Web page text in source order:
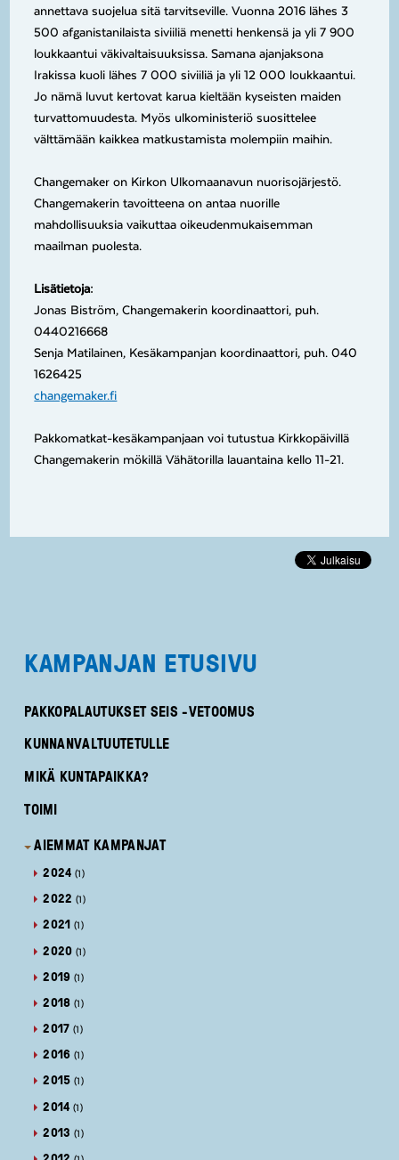
annettava suojelua sitä tarvitseville. Vuonna 2016 lähes 3
500 afganistanilaista siviiliä menetti henkensä ja yli 7 900
loukkaantui väkivaltaisuuksissa. Samana ajanjaksona
Irakissa kuoli lähes 7 000 siviiliä ja yli 12 000 loukkaantui.
Jo nämä luvut kertovat karua kieltään kyseisten maiden
turvattomuudesta. Myös ulkoministeriö suosittelee
välttämään kaikkea matkustamista molempiin maihin.
Changemaker on Kirkon Ulkomaanavun nuorisojärjestö.
Changemakerin tavoitteena on antaa nuorille
mahdollisuuksia vaikuttaa oikeudenmukaisemman
maailman puolesta.
Lisätietoja:
Jonas Biström, Changemakerin koordinaattori, puh.
0440216668
Senja Matilainen, Kesäkampanjan koordinaattori, puh. 040
1626425
changemaker.fi
Pakkomatkat-kesäkampanjaan voi tutustua Kirkkopäivillä
Changemakerin mökillä Vähätorilla lauantaina kello 11-21.
KAMPANJAN ETUSIVU
PAKKOPALAUTUKSET SEIS -VETOOMUS
KUNNANVALTUUTETULLE
MIKÄ KUNTAPAIKKA?
TOIMI
AIEMMAT KAMPANJAT
2024 (1)
2022 (1)
2021 (1)
2020 (1)
2019 (1)
2018 (1)
2017 (1)
2016 (1)
2015 (1)
2014 (1)
2013 (1)